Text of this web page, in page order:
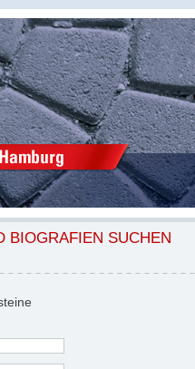
BIOGRAFIEN SUCHEN